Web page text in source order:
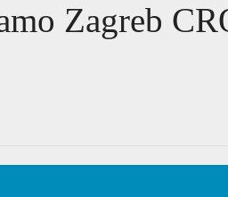
Zagreb